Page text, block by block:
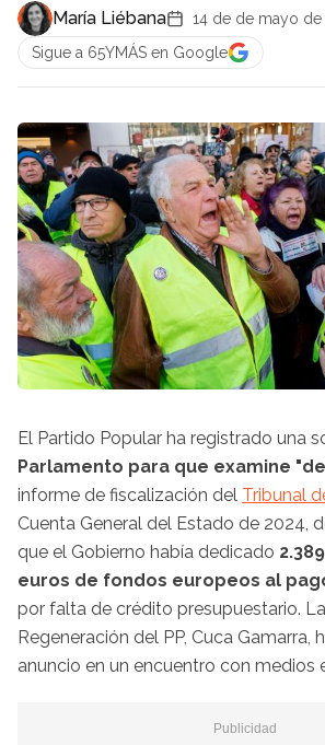
María Liébana
14 de de mayo de
Sigue a 65YMÁS en Google
El Partido Popular ha registrado una
Parlamento para que examine
informe de fiscalización del Tribunal
Cuenta General del Estado de 2024,
que el Gobierno había dedicado
euros de fondos europeos al
por falta de crédito presupuestario.
Regeneración del PP, Cuca Gamarra,
anuncio en un encuentro con medios